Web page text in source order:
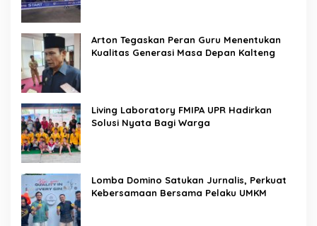
Arton Tegaskan Peran Guru Menentukan
Kualitas Generasi Masa Depan Kalteng
Living Laboratory FMIPA UPR Hadirkan
Solusi Nyata Bagi Warga
Lomba Domino Satukan Jurnalis, Perkuat
Kebersamaan Bersama Pelaku UMKM